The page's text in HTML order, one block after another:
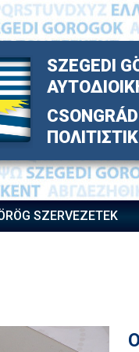
SZEGEDI
SZERVEZETEK